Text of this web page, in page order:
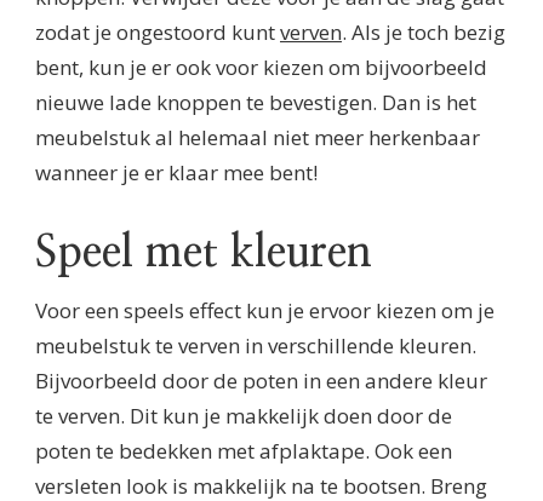
zodat je ongestoord kuntverven. Als je toch bezig
bent, kun je er ook voor kiezen om bijvoorbeeld
nieuwe lade knoppen te bevestigen. Dan is het
meubelstuk al helemaal niet meer herkenbaar
wanneer je er klaar mee bent!
Speel met kleuren
Voor een speels effect kun je ervoor kiezen om je
meubelstuk te verven in verschillende kleuren.
Bijvoorbeeld door de poten in een andere kleur
te verven. Dit kun je makkelijk doen door de
poten te bedekken met afplaktape. Ook een
versleten look is makkelijk na te bootsen. Breng